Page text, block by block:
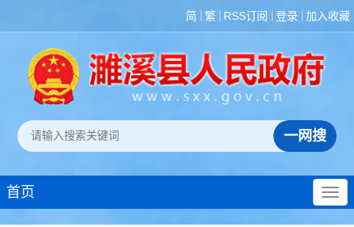
简 繁 RSS订阅 登录 加入收藏
首页